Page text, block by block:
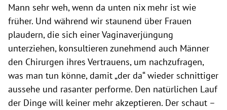
Mann sehr weh, wenn da unten nix mehr ist wie
früher. Und während wir staunend über Frauen
plaudern, die sich einer Vaginaverjüngung
unterziehen, konsultieren zunehmend auch Männer
den Chirurgen ihres Vertrauens, um nachzufragen,
was man tun könne, damit „der da“ wieder schnittiger
aussehe und rasanter performe. Den natürlichen Lauf
der Dinge will keiner mehr akzeptieren. Der schaut –